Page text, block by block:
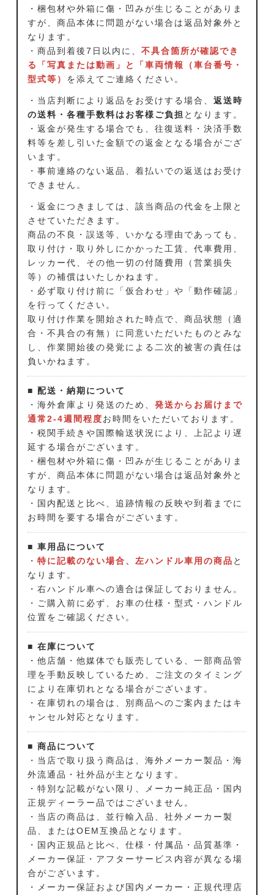
・梱包材や外箱に傷・凹みが生じることがありま
すが、商品本体に問題がない場合は返品対象外と
なります。
・商品到着後7日以内に、 不具合箇所が確認でき
る「写真または動画」と「車両情報（車台番号・
型式等） を添えてご連絡ください。
・当店判断により返品をお受けする場合、 返送時
の送料・各種手数料はお客様ご負担 となります。
・返金が発生する場合でも、往復送料・決済手数
料等を差し引いた金額での返金となる場合がござ
います。
・事前連絡のない返品、着払いでの返送はお受け
できません。
・返金につきましては、該当商品の代金を上限と
させていただきます。
商品の不良・誤送等、いかなる理由であっても、
取り付け・取り外しにかかった工賃、代車費用、
レッカー代、その他一切の付随費用（営業損失
等）の補償はいたしかねます。
・必ず取り付け前に「仮合わせ」や「動作確認」
を行ってください。
取り付け作業を開始された時点で、商品状態（適
合・不具合の有無）に同意いただいたものとみな
し、作業開始後の発覚による二次的被害の責任は
負いかねます。
■ 配送・納期について
・海外倉庫より発送のため、 発送からお届けまで
通常2-4週間程度お時間をいただいております。
・税関手続きや国際輸送状況により、上記より遅
延する場合がございます。
・梱包材や外箱に傷・凹みが生じることがありま
すが、商品本体に問題がない場合は返品対象外と
なります。
・国内配送と比べ、追跡情報の反映や到着までに
お時間を要する場合がございます。
■ 車用品について
・ 特に記載のない場合、左ハンドル車用の商品 と
なります。
・右ハンドル車への適合は保証しておりません。
・ご購入前に必ず、お車の仕様・型式・ハンドル
位置をご確認ください。
■ 在庫について
・他店舗・他媒体でも販売している、一部商品管
理を手動反映しているため、ご注文のタイミング
により在庫切れとなる場合がございます。
・在庫切れの場合は、別商品へのご案内またはキ
ャンセル対応となります。
■ 商品について
・当店で取り扱う商品は、海外メーカー製品・海
外流通品・社外品が主となります。
・特別な記載がない限り、メーカー純正品・国内
正規ディーラー品ではございません。
・当店の商品は、並行輸入品、社外メーカー製
品、またはOEM互換品となります。
・国内正規品と比べ、仕様・付属品・品質基準・
メーカー保証・アフターサービス内容が異なる場
合がございます。
・メーカー保証および国内メーカー・正規代理店